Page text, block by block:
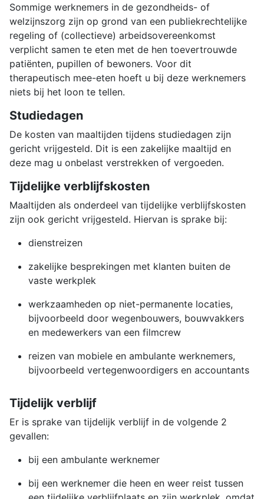
Sommige werknemers in de gezondheids- of
welzijnszorg zijn op grond van een publiekrechtelijke
regeling of (collectieve) arbeidsovereenkomst
verplicht samen te eten met de hen toevertrouwde
patiënten, pupillen of bewoners. Voor dit
therapeutisch mee-eten hoeft u bij deze werknemers
niets bij het loon te tellen.
Studiedagen
De kosten van maaltijden tijdens studiedagen zijn
gericht vrijgesteld. Dit is een zakelijke maaltijd en
deze mag u onbelast verstrekken of vergoeden.
Tijdelijke verblijfskosten
Maaltijden als onderdeel van tijdelijke verblijfskosten
zijn ook gericht vrijgesteld. Hiervan is sprake bij:
dienstreizen
zakelijke besprekingen met klanten buiten de
vaste werkplek
werkzaamheden op niet-permanente locaties,
bijvoorbeeld door wegenbouwers, bouwvakkers
en medewerkers van een filmcrew
reizen van mobiele en ambulante werknemers,
bijvoorbeeld vertegenwoordigers en accountants
Tijdelijk verblijf
Er is sprake van tijdelijk verblijf in de volgende 2
gevallen:
bij een ambulante werknemer
bij een werknemer die heen en weer reist tussen